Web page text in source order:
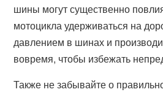
шины могут существенно
мотоцикла удерживаться на
давлением в шинах и
вовремя, чтобы избежать
Также не забывайте о